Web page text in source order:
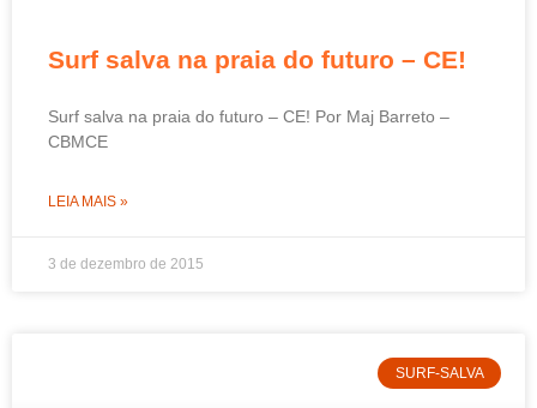
Surf salva na praia do futuro – CE!
Surf salva na praia do futuro – CE! Por Maj Barreto –
CBMCE
LEIA MAIS »
3 de dezembro de 2015
SURF-SALVA